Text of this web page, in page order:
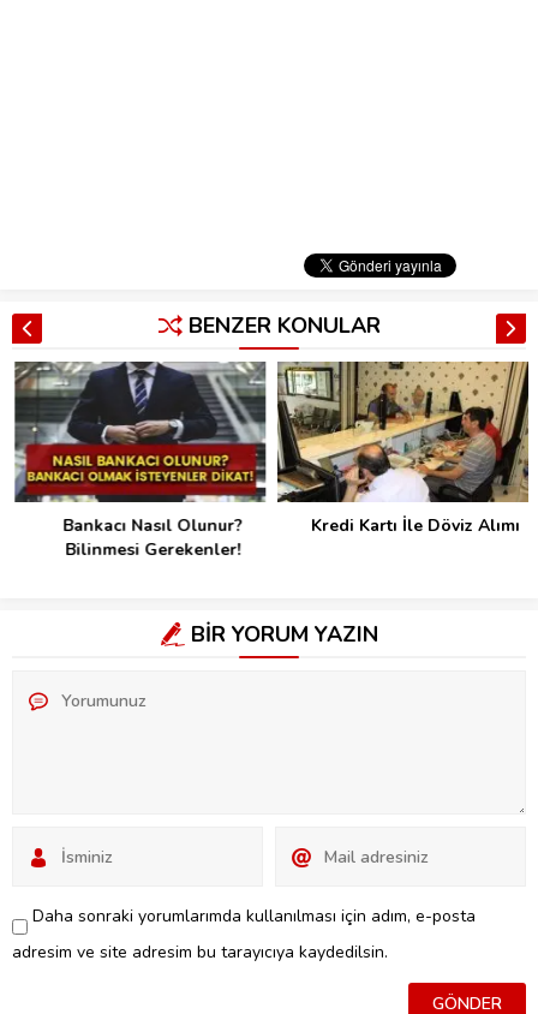
BENZER KONULAR
Bankacı Nasıl Olunur?
Bilinmesi Gerekenler!
Kredi Kartı İle Döviz Alımı
BİR YORUM YAZIN
Daha sonraki yorumlarımda kullanılması için adım, e-posta
adresim ve site adresim bu tarayıcıya kaydedilsin.